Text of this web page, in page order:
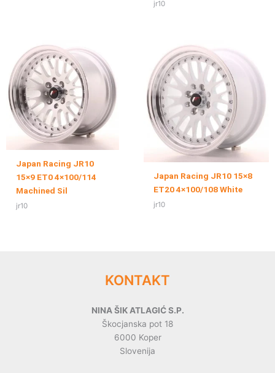
jr10
Japan Racing JR10
15×9 ET0 4×100/114
Machined Sil
jr10
Japan Racing JR10 15×8
ET20 4×100/108 White
jr10
KONTAKT
NINA ŠIK ATLAGIĆ S.P.
Škocjanska pot 18
6000 Koper
Slovenija